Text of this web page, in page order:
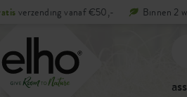
verzending vanaf €50,- Binnen 2